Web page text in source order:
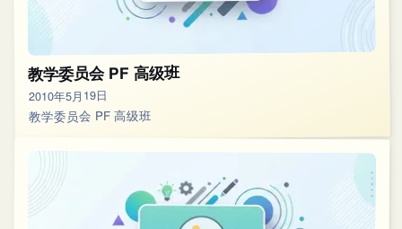
教学委员会 PF 高级班
2010年5月19日
教学委员会 PF 高级班